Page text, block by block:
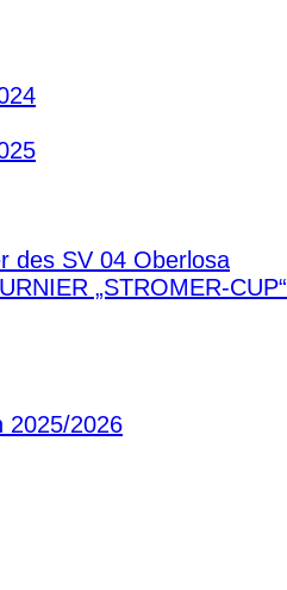
des SV 04 Oberlosa
„STROMER-CUP“
2025/2026